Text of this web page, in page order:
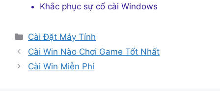
Khắc phục sự cố cài Windows
Danh
mục
Cài Đặt Máy Tính
Cài Win Nào Chơi Game Tốt Nhất
Cài Win Miễn Phí